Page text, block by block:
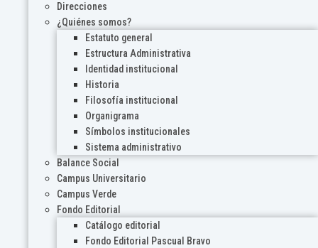
Direcciones
¿Quiénes somos?
Estatuto general
Estructura Administrativa
Identidad institucional
Historia
Filosofía institucional
Organigrama
Símbolos institucionales
Sistema administrativo
Balance Social
Campus Universitario
Campus Verde
Fondo Editorial
Catálogo editorial
Fondo Editorial Pascual Bravo